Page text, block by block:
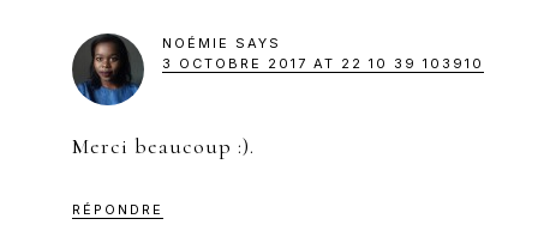
NOÉMIE
SAYS
3 OCTOBRE 2017 AT 22 10 39 103910
Merci beaucoup :).
RÉPONDRE